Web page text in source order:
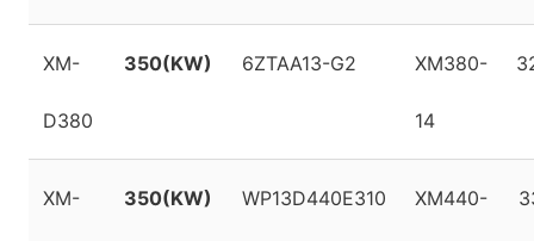
XM-
D380
350(KW) 6ZTAA13-G2 XM380-
14
XM- 350(KW) WP13D440E310 XM440-